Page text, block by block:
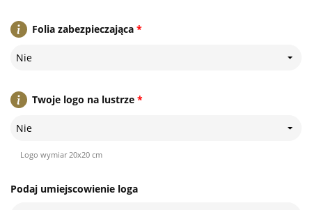
*
Folia zabezpieczająca
Nie
*
Twoje logo na lustrze
Nie
Logo wymiar 20x20 cm
Podaj umiejscowienie loga